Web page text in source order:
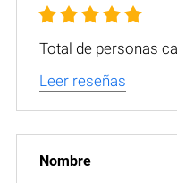
Total de personas
Leer reseñas